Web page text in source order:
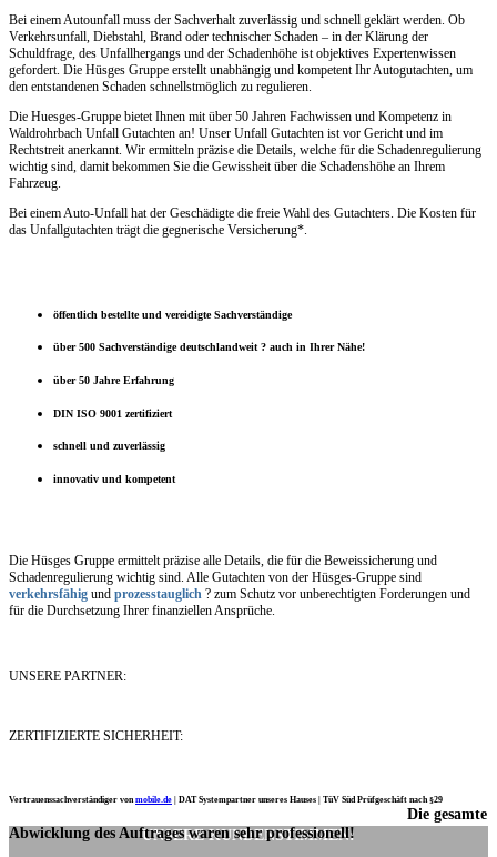
Bei einem Autounfall muss der Sachverhalt zuverlässig und schnell geklärt werden. Ob
Verkehrsunfall, Diebstahl, Brand oder technischer Schaden – in der Klärung der
Schuldfrage, des Unfallhergangs und der Schadenhöhe ist objektives Expertenwissen
gefordert. Die Hüsges Gruppe erstellt unabhängig und kompetent Ihr Autogutachten, um
den entstandenen Schaden schnellstmöglich zu regulieren.
Die Huesges-Gruppe bietet Ihnen mit über 50 Jahren Fachwissen und Kompetenz in
Waldrohrbach Unfall Gutachten an! Unser Unfall Gutachten ist vor Gericht und im
Rechtstreit anerkannt. Wir ermitteln präzise die Details, welche für die Schadenregulierung
wichtig sind, damit bekommen Sie die Gewissheit über die Schadenshöhe an Ihrem
Fahrzeug.
Bei einem Auto-Unfall hat der Geschädigte die freie Wahl des Gutachters. Die Kosten für
das Unfallgutachten trägt die gegnerische Versicherung*.
öffentlich bestellte und vereidigte Sachverständige
über 500 Sachverständige deutschlandweit ? auch in Ihrer Nähe!
über 50 Jahre Erfahrung
DIN ISO 9001 zertifiziert
schnell und zuverlässig
innovativ und kompetent
Die Hüsges Gruppe ermittelt präzise alle Details, die für die Beweissicherung und
Schadenregulierung wichtig sind. Alle Gutachten von der Hüsges-Gruppe sind
verkehrsfähig und prozesstauglich ? zum Schutz vor unberechtigten Forderungen und
für die Durchsetzung Ihrer finanziellen Ansprüche.
UNSERE PARTNER:
ZERTIFIZIERTE SICHERHEIT:
Vertrauenssachverständiger vonmobile.de DAT Systempartner unseres Hauses | TüV Süd Prüfgeschäft nach §29
UNSERE KUNDENSTIMMEN:
Die gesamte
Abwicklung des Auftrages waren sehr professionell!